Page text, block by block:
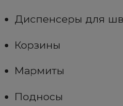
Диспенсеры для
Корзины
Мармиты
Подносы